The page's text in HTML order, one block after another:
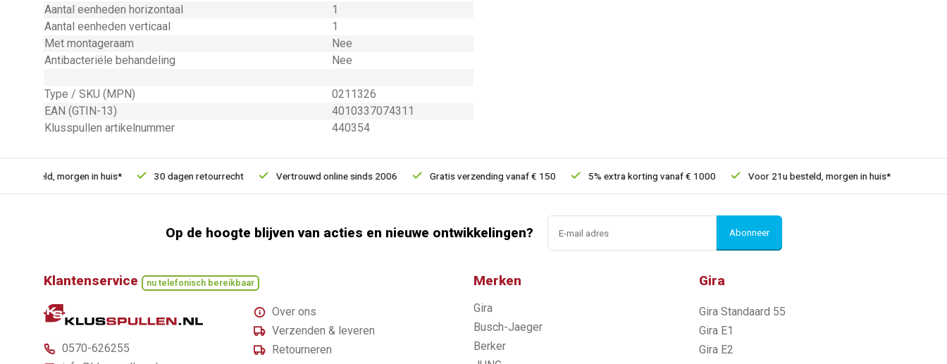
Aantal eenheden horizontaal
1
Aantal eenheden verticaal
1
Met montageraam
Nee
Antibacteriële behandeling
Nee
Type / SKU (MPN)
0211326
EAN (GTIN-13)
4010337074311
Klusspullen artikelnummer
440354
besteld, morgen in huis* 30 dagen retourrecht Vertrouwd online sinds 2006 Gratis verzending vanaf € 150 5% extra korting vanaf € 1000 Voor 21u besteld, morgen in huis*
Op de hoogte blijven van acties en nieuwe ontwikkelingen? Abonneer
Klantenservice nu telefonisch bereikbaar
0570-626255
Over ons
Verzenden & leveren
Retourneren
Merken
Gira
Busch-Jaeger
Berker
Gira
Gira Standaard 55
Gira E1
Gira E2